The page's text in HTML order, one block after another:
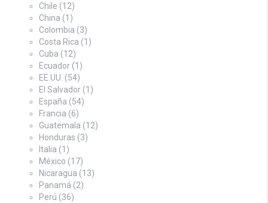
Chile (12)
China (1)
Colombia (3)
Costa Rica (1)
Cuba (12)
Ecuador (1)
EE.UU. (54)
El Salvador (1)
España (54)
Francia (6)
Guatemala (12)
Honduras (3)
Italia (1)
México (17)
Nicaragua (13)
Panamá (2)
Perú (36)